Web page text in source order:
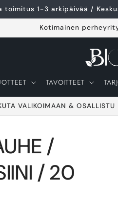
toimitus 1-3 arkipäivää /
Kotimainen
TAVOITTEET
VALIKOIMAAN &
/
/ 20